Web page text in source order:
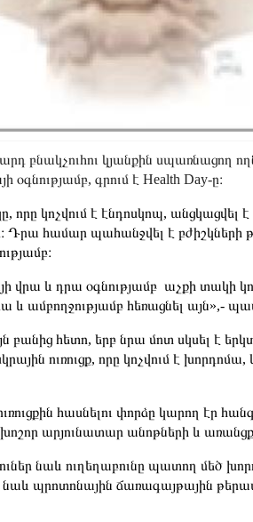
բնակչուհու կյանքին սպառնացող
գրում է Health Day-ը։
որը կոչվում է էնդոսկոպ,
Դրա համար պահանջվել է
վրա և դրա օգնությամբ աչքի տակի
և ամբողջությամբ հեռացնել այն»,-
բանից հետո, երբ նրա մոտ սկսել է
ուռուցք, որը կոչվում է
հասնելու փորձը կարող էր
արյունատար անոթների և
նաև ուղեղաբունը պատող մեծ
պրոտոնային ճառագայթային